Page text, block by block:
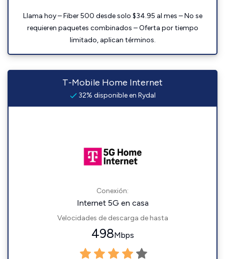
Llama hoy – Fiber 500 desde solo $34.95 al mes – No se
requieren paquetes combinados – Oferta por tiempo
limitado, aplican términos.
T-Mobile Home Internet
32% disponible en Rydal
Conexión:
Internet 5G en casa
Velocidades de descarga de hasta
498Mbps